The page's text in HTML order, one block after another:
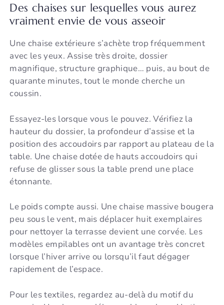
Des chaises sur lesquelles vous aurez
vraiment envie de vous asseoir
Une chaise extérieure s’achète trop fréquemment
avec les yeux. Assise très droite, dossier
magnifique, structure graphique… puis, au bout de
quarante minutes, tout le monde cherche un
coussin.
Essayez-les lorsque vous le pouvez. Vérifiez la
hauteur du dossier, la profondeur d’assise et la
position des accoudoirs par rapport au plateau de la
table. Une chaise dotée de hauts accoudoirs qui
refuse de glisser sous la table prend une place
étonnante.
Le poids compte aussi. Une chaise massive bougera
peu sous le vent, mais déplacer huit exemplaires
pour nettoyer la terrasse devient une corvée. Les
modèles empilables ont un avantage très concret
lorsque l’hiver arrive ou lorsqu’il faut dégager
rapidement de l’espace.
Pour les textiles, regardez au-delà du motif du